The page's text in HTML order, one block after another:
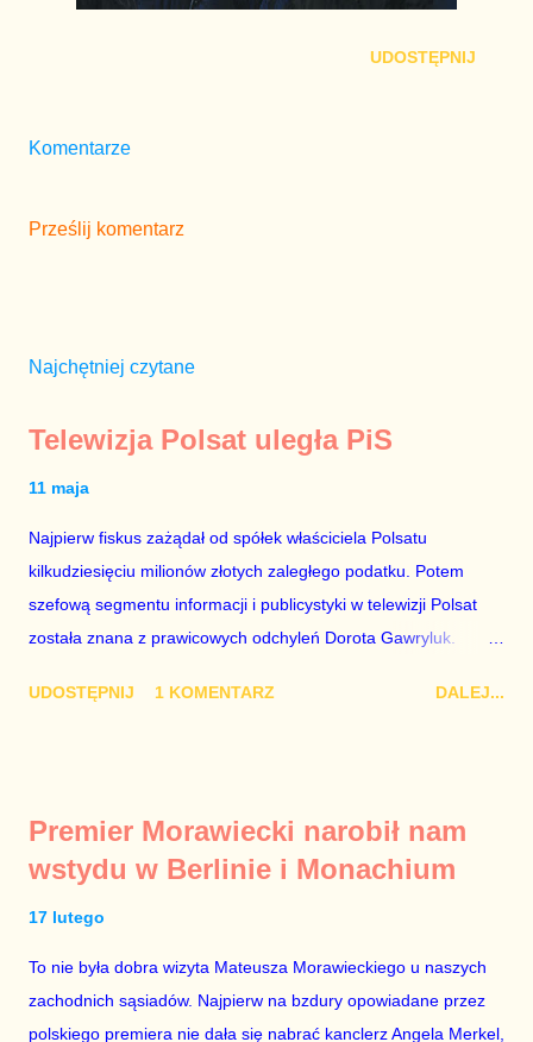
UDOSTĘPNIJ
Komentarze
Prześlij komentarz
Najchętniej czytane
Telewizja Polsat uległa PiS
11 maja
Najpierw fiskus zażądał od spółek właściciela Polsatu
kilkudziesięciu milionów złotych zaległego podatku. Potem
szefową segmentu informacji i publicystyki w telewizji Polsat
została znana z prawicowych odchyleń Dorota Gawryluk.
marionetka partii rządzącej, żona agenta SB, który jest obecnie
tylko tam, gdzie nie ma trudnych pytań. Taki obrót spraw
przyjmuję ze smutkiem. Właściciela Polsatu – Zygmunta
znowu dał się złamać partii Jarosława Kaczyńskiego. Znowu,
bo w 2007 roku też tak się stało. Na kilka tygodni przed
przedterminowymi wyborami parlamentarnymi do biur Solorza
UDOSTĘPNIJ 1 KOMENTARZ DALEJ...
Premier Morawiecki narobił nam
wstydu w Berlinie i Monachium
17 lutego
To nie była dobra wizyta Mateusza Morawieckiego u naszych
zachodnich sąsiadów. Najpierw na bzdury opowiadane przez
polskiego premiera nie dała się nabrać kanclerz Angela Merkel,